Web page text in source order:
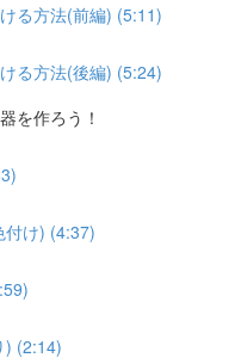
る方法(前編) (5:11)
る方法(後編) (5:24)
を作ろう！
付け) (4:37)
) (2:14)